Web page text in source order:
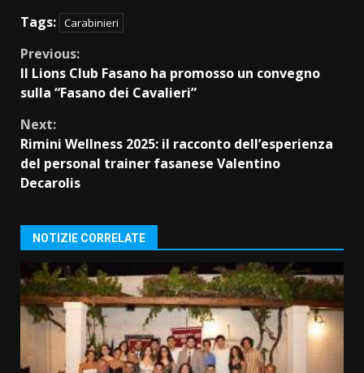
Tags: Carabinieri
Continue
Reading
Previous:
Il Lions Club Fasano ha promosso un convegno
sulla “Fasano dei Cavalieri”
Next:
Rimini Wellness 2025: il racconto dell’esperienza
del personal trainer fasanese Valentino
Decarolis
NOTIZIE CORRELATE